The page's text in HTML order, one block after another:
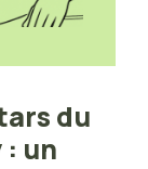
du
: un